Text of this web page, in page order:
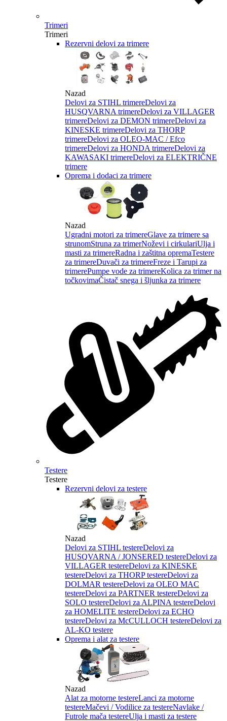
Trimeri
Trimeri
Rezervni delovi za trimere
Nazad
Delovi za STIHL trimereDelovi za
HUSQVARNA trimereDelovi za VILLAGER
trimereDelovi za DEMON trimereDelovi za
KINESKE trimereDelovi za THORP
trimereDelovi za OLEO-MAC / Efco
trimereDelovi za HONDA trimereDelovi za
KAWASAKI trimereDelovi za ELEKTRIČNE
trimere
Oprema i dodaci za trimere
Nazad
Ugradni motori za trimereGlave za trimere sa
strunomStruna za trimerNoževi i cirkulariUlja i
masti za trimereRadna i zaštitna opremaTestere
za trimereDuvači za trimereFreze i Tarupi za
trimerePumpe vode za trimereKolica za trimer na
točkovimaČistač snega i šljunka za trimere
Testere
Testere
Rezervni delovi za testere
Nazad
Delovi za STIHL testereDelovi za
HUSQVARNA / JONSERED testereDelovi za
VILLAGER testereDelovi za KINESKE
testereDelovi za THORP testereDelovi za
DOLMAR testereDelovi za OLEO MAC
testereDelovi za PARTNER testereDelovi za
SOLO testereDelovi za ALPINA testereDelovi
za HOMELITE testereDelovi za ECHO
testereDelovi za McCULLOCH testereDelovi za
AL-KO testere
Oprema i alat za testere
Nazad
Alat za motorne testereLanci za motorne
testereMačevi / Vodilice za testereNavlake /
Futrole mača testereUlja i masti za testere